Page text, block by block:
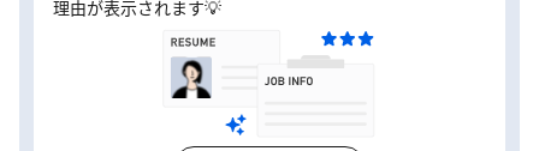
理由が表示されます💡